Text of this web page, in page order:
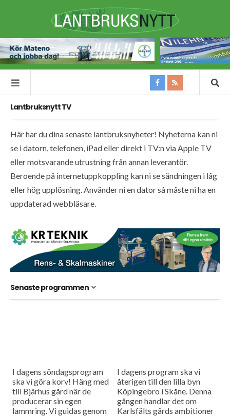
Lantbruksnytt TV
Här har du dina senaste lantbruksnyheter! Nyheterna kan ni
se i datorn, telefonen, iPad eller direkt i TV:n via Apple TV
eller motsvarande utrustning från annan leverantör.
Beroende på internetuppkoppling kan ni se sändningen i låg
eller hög upplösning. Använder ni en dator så måste ni ha en
uppdaterad webbläsare.
Senaste programmen
I dagens söndagsprogram
ska vi göra korv! Häng med
till Bjärhus gård när de
producerar sin egen
lammring. Vi guidas genom
I dagens program ska vi
återigen till den lilla byn
Köpingebro i Skåne. Denna
gången handlar det om
Karlsfälts gårds ambitioner